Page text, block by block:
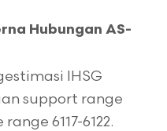
Hubungan AS-
IHSG
support range
6117-6122.